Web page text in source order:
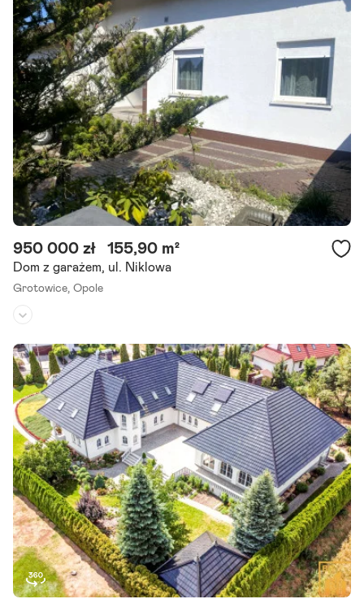
Powierzchnia działki:686 m²
Przestronny i Elegancki Dom z Ogrodem - Idealny dla Dużej Rodzin
y! Zapraszamy do zapoznania się z ofertą wyjątkowego, dwupiętro
wego domu o powierzchni 270 m , otoczonego pięknym.
Szczegóły ogłoszenia
Dom z garażem, ul. Niklowa
Grotowice, Opole
950 000 zł 155,90 m²
Liczba pokoi:7
Powierzchnia działki:334 m²
Zapraszamy do zapoznania się z ofertą sprzedaży przestronnego d
omu o powierzchni użytkowej 155,90 m , położonego na działce o p
owierzchni 334 m wraz z dodatkowym ogrodem.
Szczegóły ogłoszenia